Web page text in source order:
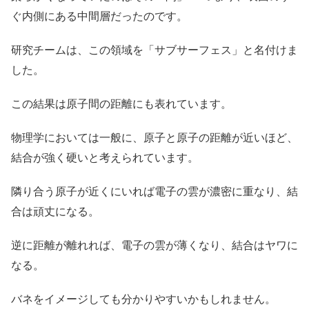
ぐ内側にある中間層だったのです。
研究チームは、この領域を「サブサーフェス」と名付けま
した。
この結果は原子間の距離にも表れています。
物理学においては一般に、原子と原子の距離が近いほど、
結合が強く硬いと考えられています。
隣り合う原子が近くにいれば電子の雲が濃密に重なり、結
合は頑丈になる。
逆に距離が離れれば、電子の雲が薄くなり、結合はヤワに
なる。
バネをイメージしても分かりやすいかもしれません。